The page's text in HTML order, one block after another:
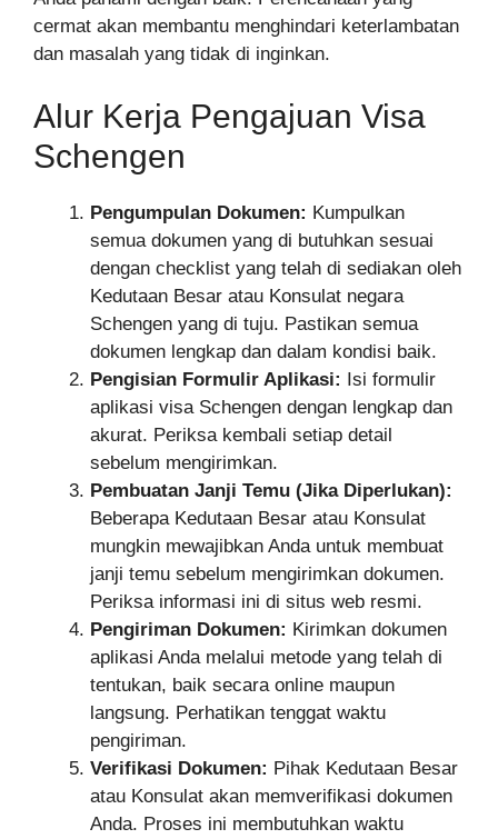
cermat akan membantu menghindari keterlambatan
dan masalah yang tidak di inginkan.
Alur Kerja Pengajuan Visa
Schengen
Pengumpulan Dokumen: Kumpulkan
semua dokumen yang di butuhkan sesuai
dengan checklist yang telah di sediakan oleh
Kedutaan Besar atau Konsulat negara
Schengen yang di tuju. Pastikan semua
dokumen lengkap dan dalam kondisi baik.
Pengisian Formulir Aplikasi: Isi formulir
aplikasi visa Schengen dengan lengkap dan
akurat. Periksa kembali setiap detail
sebelum mengirimkan.
Pembuatan Janji Temu (Jika Diperlukan):
Beberapa Kedutaan Besar atau Konsulat
mungkin mewajibkan Anda untuk membuat
janji temu sebelum mengirimkan dokumen.
Periksa informasi ini di situs web resmi.
Pengiriman Dokumen: Kirimkan dokumen
aplikasi Anda melalui metode yang telah di
tentukan, baik secara online maupun
langsung. Perhatikan tenggat waktu
pengiriman.
Verifikasi Dokumen: Pihak Kedutaan Besar
atau Konsulat akan memverifikasi dokumen
Anda. Proses ini membutuhkan waktu